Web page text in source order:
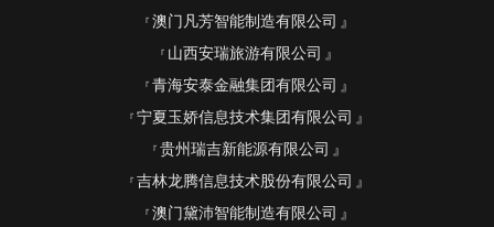
澳门凡芳智能制造有限公司
山西安瑞旅游有限公司
青海安泰金融集团有限公司
宁夏玉娇信息技术集团有限公司
贵州瑞吉新能源有限公司
吉林龙腾信息技术股份有限公司
澳门黛沛智能制造有限公司